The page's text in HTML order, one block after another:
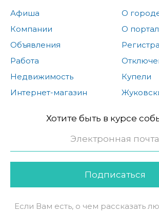
Афиша
Компании
Объявления
Работа
Недвижимость
Интернет-магазин
О
О
Купели
Хотите быть в курсе
Подписаться
Если Вам есть, о чем рассказать